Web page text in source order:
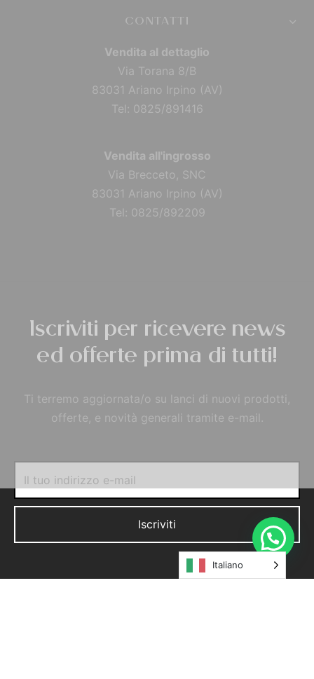
CONTATTI
Vendita al dettaglio
Via Torana 8/B
83031 Ariano Irpino (AV)
Tel: 0825/891416
Vendita all'ingrosso
Via Brecceto, SNC
83031 Ariano Irpino (AV)
Tel: 0825/892209
Iscriviti per ricevere news
ed offerte prima di tutti!
Ti terremo aggiornata/o su lanci di nuovi prodotti,
offerte, e novità generali tramite e-mail.
Italiano